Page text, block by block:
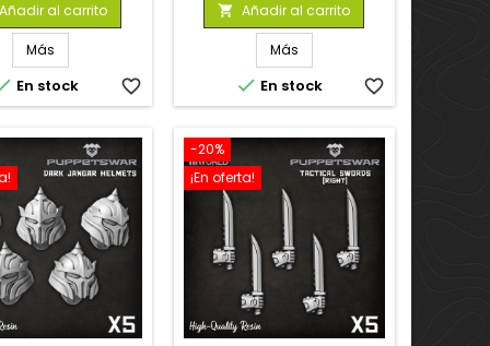
Añadir al carrito
Más
En stock favorite_border
 Añadir al carrito
Más
 En stock favorite_border
-20%
¡En oferta!